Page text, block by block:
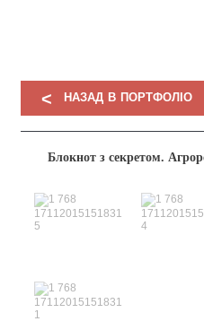
< НАЗАД В ПОРТФОЛІО
Блокнот з секретом.